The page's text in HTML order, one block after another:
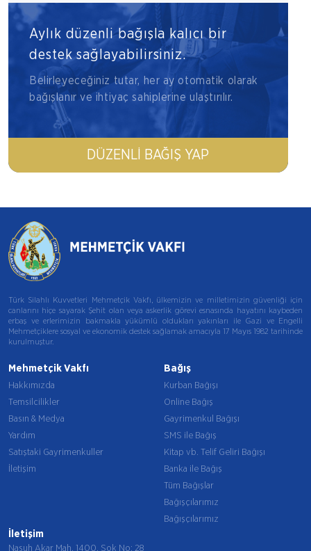
Aylık düzenli bağışla kalıcı bir
destek sağlayabilirsiniz.
Belirleyeceğiniz tutar, her ay otomatik olarak
bağışlanır ve ihtiyaç sahiplerine ulaştırılır.
DÜZENLI BAĞIŞ YAP
Türk Silahlı Kuvvetleri Mehmetçik Vakfı, ülkemizin ve milletimizin güvenliği için
canlarını hiçe sayarak Şehit olan veya askerlik görevi esnasında hayatını kaybeden
erbaş ve erlerimizin bakmakla yükümlü oldukları yakınları ile Gazi ve Engelli
Mehmetçiklere sosyal ve ekonomik destek sağlamak amacıyla 17 Mayıs 1982 tarihinde
kurulmuştur.
Mehmetçik Vakfı
Hakkımızda
Temsilcilikler
Basın & Medya
Yardım
Satıştaki Gayrimenkuller
İletişim
Bağış
Kurban Bağışı
Online Bağış
Gayrimenkul Bağışı
SMS ile Bağış
Kitap vb. Telif Geliri Bağışı
Banka ile Bağış
Tüm Bağışlar
Bağışçılarımız
Bağışçılarımız
İletişim
Nasuh Akar Mah. 1400. Sok No: 28